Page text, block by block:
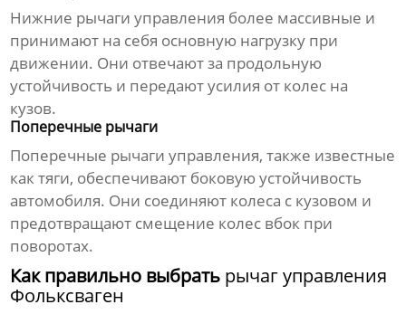
Нижние рычаги управления более массивные и
принимают на себя основную нагрузку при
движении. Они отвечают за продольную
устойчивость и передают усилия от колес на
кузов.
Поперечные рычаги
Поперечные рычаги управления, также известные
как тяги, обеспечивают боковую устойчивость
автомобиля. Они соединяют колеса с кузовом и
предотвращают смещение колес вбок при
поворотах.
Как правильно выбрать рычаг управления
Фольксваген